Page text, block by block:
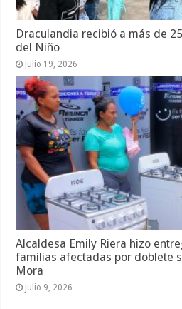
Draculandia recibió a más de
del Niño
julio 19, 2026
Alcaldesa Emily Riera hizo
familias afectadas por doblete
Mora
julio 9, 2026